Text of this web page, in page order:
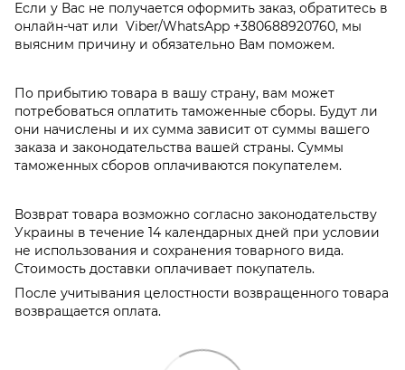
Если у Вас не получается оформить заказ, обратитесь в
онлайн-чат или Viber/WhatsApp +380688920760, мы
выясним причину и обязательно Вам поможем.
По прибытию товара в вашу страну, вам может
потребоваться оплатить таможенные сборы. Будут ли
они начислены и их сумма зависит от суммы вашего
заказа и законодательства вашей страны. Суммы
таможенных сборов оплачиваются покупателем.
Возврат товара возможно согласно законодательству
Украины в течение 14 календарных дней при условии
не использования и сохранения товарного вида.
Стоимость доставки оплачивает покупатель.
После учитывания целостности возвращенного товара
возвращается оплата.